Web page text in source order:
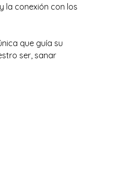
la conexión con los
que guía su
ser, sanar